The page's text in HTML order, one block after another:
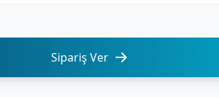
Sipariş Ver